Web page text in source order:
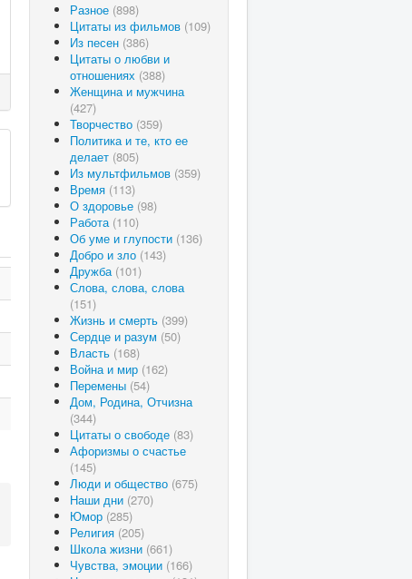
Разное (898)
Цитаты из фильмов (109)
Из песен (386)
Цитаты о любви и
отношениях (388)
Женщина и мужчина
(427)
Творчество (359)
Политика и те, кто ее
делает (805)
Из мультфильмов (359)
Время (113)
О здоровье (98)
Работа (110)
Об уме и глупости (136)
Добро и зло (143)
Дружба (101)
Слова, слова, слова
(151)
Жизнь и смерть (399)
Сердце и разум (50)
Власть (168)
Война и мир (162)
Перемены (54)
Дом, Родина, Отчизна
(344)
Цитаты о свободе (83)
Афоризмы о счастье
(145)
Люди и общество (675)
Наши дни (270)
Юмор (285)
Религия (205)
Школа жизни (661)
Чувства, эмоции (166)